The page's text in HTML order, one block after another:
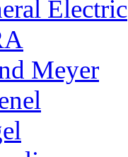
Electric
Meyer